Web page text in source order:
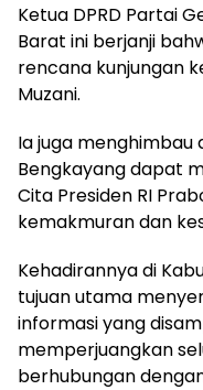
Ketua DPRD Partai
Barat ini berjanji
rencana kunjungan
Muzani.
Ia juga
Bengkayang dapat
Cita Presiden RI
kemakmuran dan
Kehadirannya di
tujuan utama
informasi yang
memperjuangkan
berhubungan